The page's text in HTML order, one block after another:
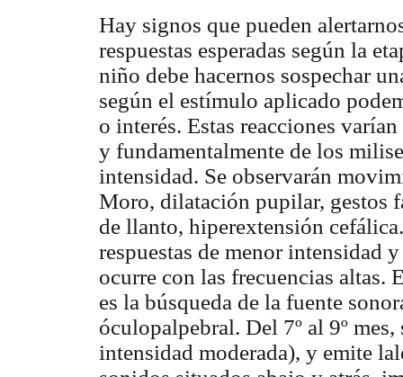
Hay signos que pueden
respuestas esperadas según la
niño debe hacernos sospechar
según el estímulo aplicado
o interés. Estas reacciones
y fundamentalmente de los
intensidad. Se observarán
Moro, dilatación pupilar, gestos
de llanto, hiperextensión
respuestas de menor intensidad
ocurre con las frecuencias altas.
es la búsqueda de la fuente
óculopalpebral. Del 7º al 9º
intensidad moderada), y emite